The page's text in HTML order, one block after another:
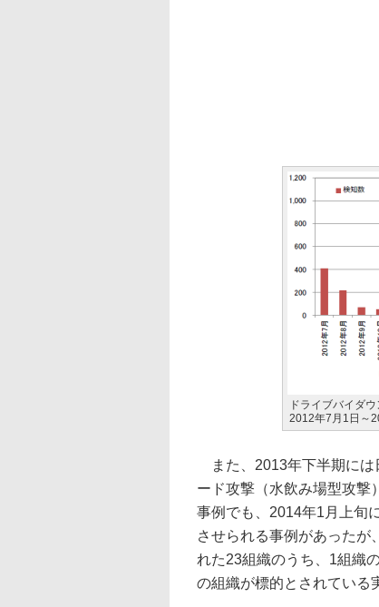
ドライブバイダ
2012年7月1日～
また、2013年下半期には
ード攻撃（水飲み場型攻撃
事例でも、2014年1月上旬
させられる事例があったが
れた23組織のうち、1組織
の組織が標的とされている